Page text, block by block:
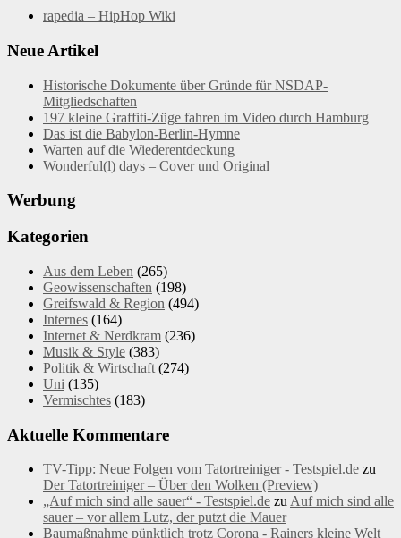
rapedia – HipHop Wiki
Neue Artikel
Historische Dokumente über Gründe für NSDAP-
Mitgliedschaften
197 kleine Graffiti-Züge fahren im Video durch Hamburg
Das ist die Babylon-Berlin-Hymne
Warten auf die Wiederentdeckung
Wonderful(l) days – Cover und Original
Werbung
Kategorien
Aus dem Leben (265)
Geowissenschaften (198)
Greifswald & Region (494)
Internes (164)
Internet & Nerdkram (236)
Musik & Style (383)
Politik & Wirtschaft (274)
Uni (135)
Vermischtes (183)
Aktuelle Kommentare
TV-Tipp: Neue Folgen vom Tatortreiniger - Testspiel.de zu
Der Tatortreiniger – Über den Wolken (Preview)
„Auf mich sind alle sauer“ - Testspiel.de zu Auf mich sind alle
sauer – vor allem Lutz, der putzt die Mauer
Baumaßnahme pünktlich trotz Corona - Rainers kleine Welt